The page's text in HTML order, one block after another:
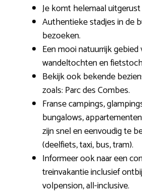
Je komt helemaal
Authentieke stadjes in de
bezoeken.
Een mooi natuurrijk
wandeltochten en
Bekijk ook bekende
zoals: Parc des Combes.
Franse campings,
bungalows,
zijn snel en eenvoudig te
(deelfiets, taxi, bus, tram).
Informeer ook naar een
treinvakantie inclusief
volpension, all-inclusive.